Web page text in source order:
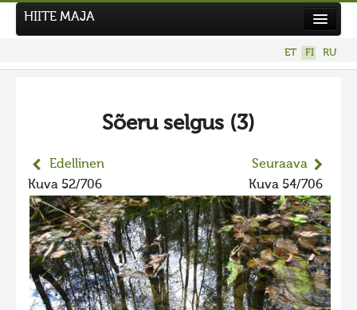
Hiite kuvavõistlus 2026
Hiisien kuvakilpailu 2025
2025 kuvakilpailu lisä
Liikuvad kuvad 2025
Hiisien kuvakilpailu 2024
2024 kuvakilpailu lisä
HIITE MAJA
ET FI RU
Sõeru selgus (3)
Edellinen
Kuva 52/706
Seuraava
Kuva 54/706